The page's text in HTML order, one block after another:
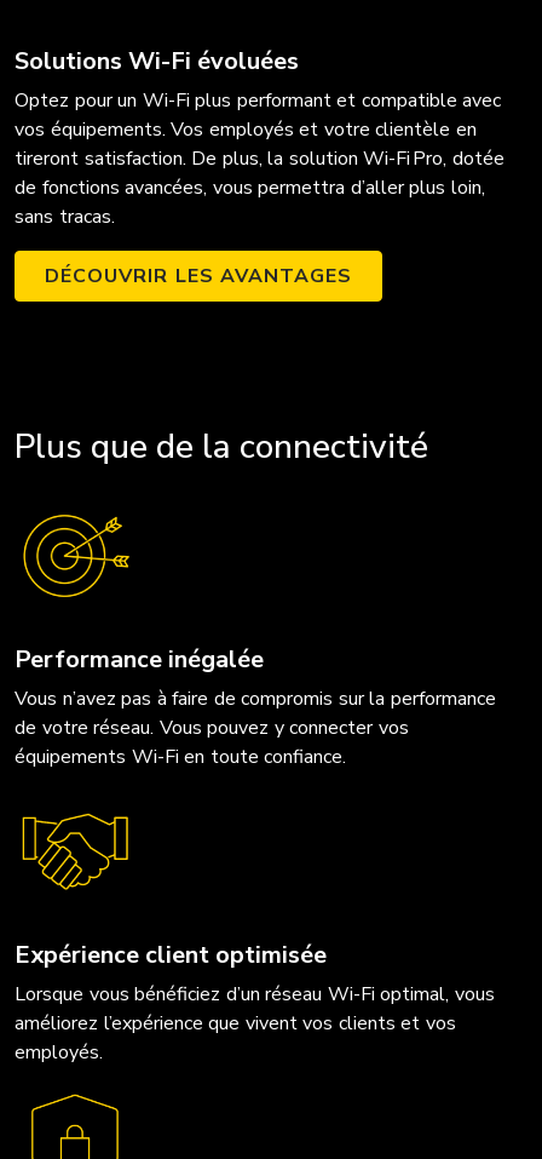
Solutions Wi-Fi évoluées
Optez pour un Wi-Fi plus performant et compatible avec
vos équipements. Vos employés et votre clientèle en
tireront satisfaction. De plus, la solution Wi-Fi Pro, dotée
de fonctions avancées, vous permettra d’aller plus loin,
sans tracas.
DÉCOUVRIR LES AVANTAGES
Plus que de la connectivité
Performance inégalée
Vous n’avez pas à faire de compromis sur la performance
de votre réseau. Vous pouvez y connecter vos
équipements Wi-Fi en toute confiance.
Expérience client optimisée
Lorsque vous bénéficiez d’un réseau Wi-Fi optimal, vous
améliorez l’expérience que vivent vos clients et vos
employés.